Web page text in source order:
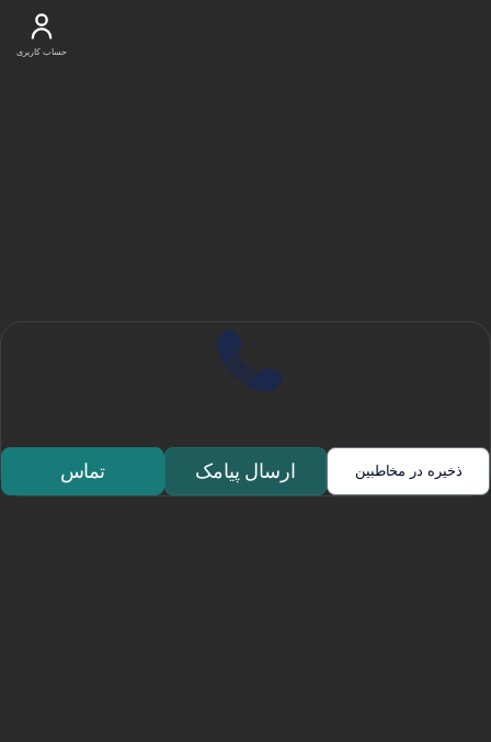
حساب کاربری
ذخیره در مخاطبین ارسال پیامک تماس